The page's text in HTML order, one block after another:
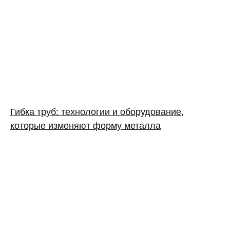
Гибка труб: технологии и оборудование,
которые изменяют форму металла